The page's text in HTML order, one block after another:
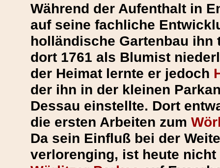
Während der Aufenthalt in
auf seine fachliche
holländische Gartenbau
dort 1761 als Blumist
der Heimat lernte er jedoch
der ihn in der kleinen
Dessau einstellte. Dort
die ersten Arbeiten zum
Da sein Einfluß bei der
verlorenging, ist heute nicht